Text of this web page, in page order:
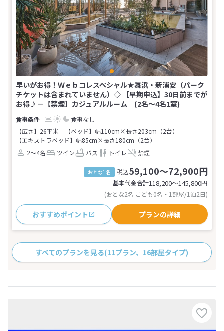
早いがお得！Ｗｅｂコレスペシャル★舞浜・新浦安（パーク
チケットは含まれていません）◇ 【早期申込】30日前までが
お得♪－【禁煙】カジュアルルーム (2名～4名1室)
食事なし
【広さ】26平米
【ベッド】幅110cm×長さ203cm（2台）
【エキストラベッド】幅85cm×長さ180cm（2台）
2～4名
ツイン バス トイレ 禁煙
おとな1名 税込59,100～72,900円
基本代金合計118,200〜145,800円
(おとな2名 こども0名・1部屋/1泊2日)
おすすめポイント プランの詳細
すべてのプランを見る(11プラン、16部屋タイプ)